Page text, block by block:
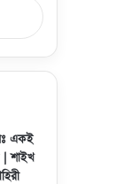
একই
| শাইখ